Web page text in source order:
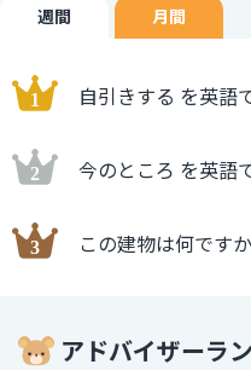
週間 月間
自引きする を英語
今のところ を英語
この建物は何です
アドバイザーラ